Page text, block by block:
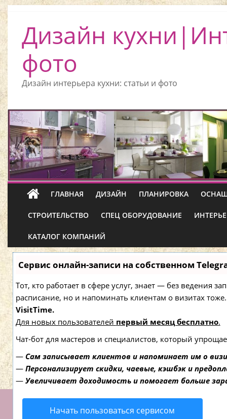
Дизайн
фото
Дизайн интерьера кухни: статьи и фото
ГЛАВНАЯ ДИЗАЙН ПЛАНИРОВКА
СТРОИТЕЛЬСТВО СПЕЦ ОБОРУДОВАНИЕ
КАТАЛОГ КОМПАНИЙ
Сервис онлайн-записи на собственном
Тот, кто работает в сфере услуг, знает — без ведения
расписание, но и напоминать клиентам о визитах
VisitTime.
Для новых пользователей первый месяц бесплатно.
Чат-бот для мастеров и специалистов, который
— Сам записывает клиентов и напоминает им о
— Персонализирует скидки, чаевые, кэшбэк и
— Увеличивает доходимость и помогает больше
Начать пользоваться сервисом